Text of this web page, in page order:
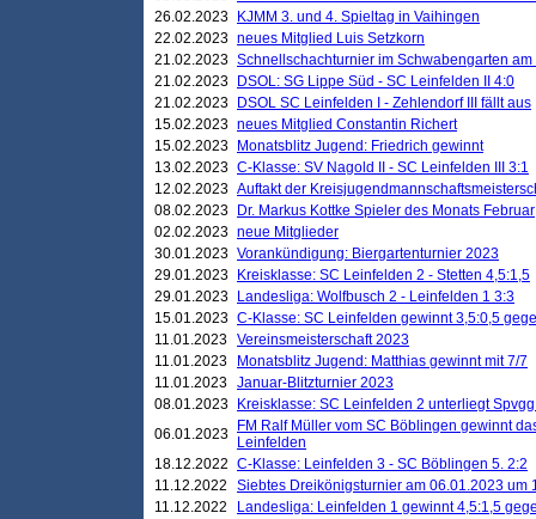
26.02.2023
KJMM 3. und 4. Spieltag in Vaihingen
22.02.2023 neues Mitglied Luis Setzkorn
21.02.2023 Schnellschachturnier im Schwabengarten
21.02.2023
DSOL: SG Lippe Süd - SC Leinfelden II 4:0
21.02.2023
DSOL SC Leinfelden I - Zehlendorf III fällt aus
15.02.2023 neues Mitglied Constantin Richert
15.02.2023
Monatsblitz Jugend: Friedrich gewinnt
13.02.2023 C-Klasse: SV Nagold II - SC Leinfelden III 3:1
12.02.2023 Auftakt der
08.02.2023
Dr. Markus Kottke Spieler des Monats Februar
02.02.2023 neue Mitglieder
30.01.2023 Vorankündigung: Biergartenturnier 2023
29.01.2023
Kreisklasse: SC Leinfelden 2 - Stetten 4,5:1,5
29.01.2023
Landesliga: Wolfbusch 2 - Leinfelden 1 3:3
15.01.2023 C-Klasse: SC Leinfelden gewinnt 3,5:0,5
11.01.2023 Vereinsmeisterschaft 2023
11.01.2023
Monatsblitz Jugend: Matthias gewinnt mit 7/7
11.01.2023 Januar-Blitzturnier 2023
08.01.2023
Kreisklasse: SC Leinfelden 2 unterliegt
06.01.2023
FM Ralf Müller vom SC Böblingen gewinnt
Leinfelden
18.12.2022 C-Klasse: Leinfelden 3 - SC Böblingen 5. 2:2
11.12.2022
Siebtes Dreikönigsturnier am 06.01.2023 um
11.12.2022
Landesliga: Leinfelden 1 gewinnt 4,5:1,5